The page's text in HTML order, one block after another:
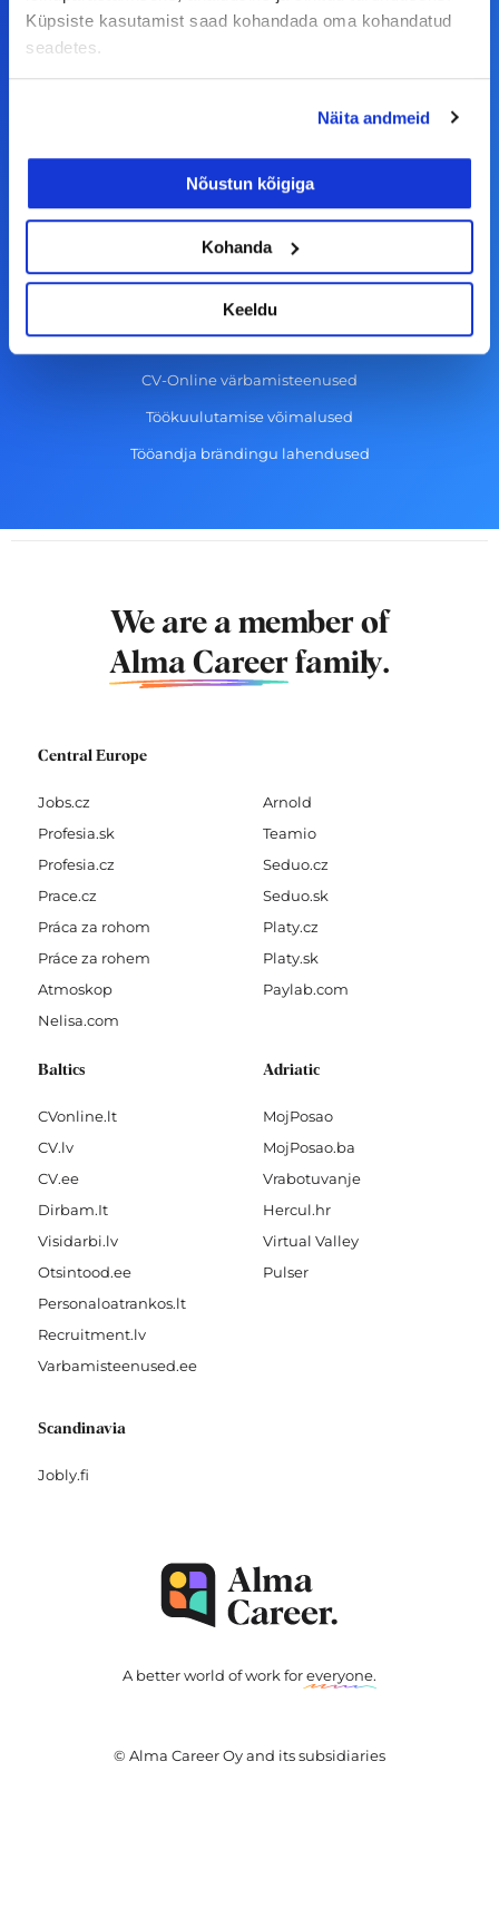
Küpsiste kasutamist saad kohandada oma kohandatud
seadetes.
Näita andmeid
Nõustun kõigiga
Kohanda
Keeldu
b
o
-
f
a
g
m
e
d
u
b
e
Tööotsijale
KKK
Kasutustingimused
Tööandjale
Lisa töökuulutus CV.ee lehele
CV-Online värbamisteenused
Töökuulutamise võimalused
Tööandja brändingu lahendused
We are a member of
Alma Career family.
Central Europe
Jobs.cz
Profesia.sk
Profesia.cz
Prace.cz
Práca za rohom
Práce za rohem
Atmoskop
Nelisa.com
Arnold
Teamio
Seduo.cz
Seduo.sk
Platy.cz
Platy.sk
Paylab.com
Baltics
CVonline.lt
CV.lv
CV.ee
Dirbam.It
Visidarbi.lv
Otsintood.ee
Personaloatrankos.lt
Recruitment.lv
Varbamisteenused.ee
Adriatic
MojPosao
MojPosao.ba
Vrabotuvanje
Hercul.hr
Virtual Valley
Pulser
Scandinavia
Jobly.fi
A better world of work foreveryone.
© Alma Career Oy and its subsidiaries